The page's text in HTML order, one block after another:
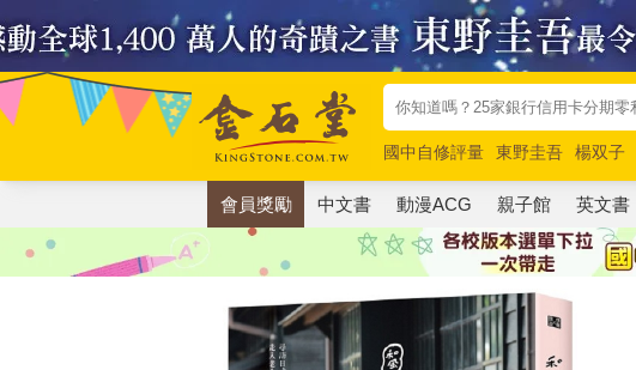
國中自修評量 東野圭吾 楊双子
唯紅花綻放
奧德賽 路邊攤新作
會員獎勵 中文書 動漫ACG 親子館 英文書